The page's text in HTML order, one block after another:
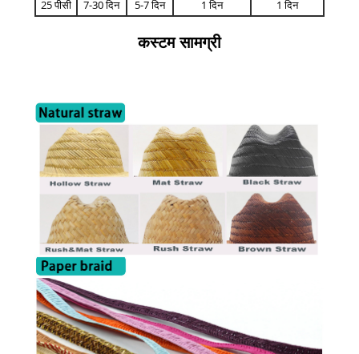
25 पीसी 7-30 दिन 5-7 दिन 1 दिन 1 दिन
कस्टम सामग्री